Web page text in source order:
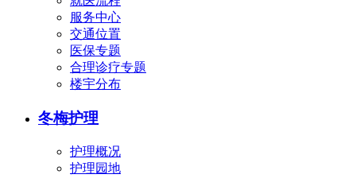
服务中心
交通位置
医保专题
合理诊疗专题
楼宇分布
冬梅护理
护理概况
护理园地